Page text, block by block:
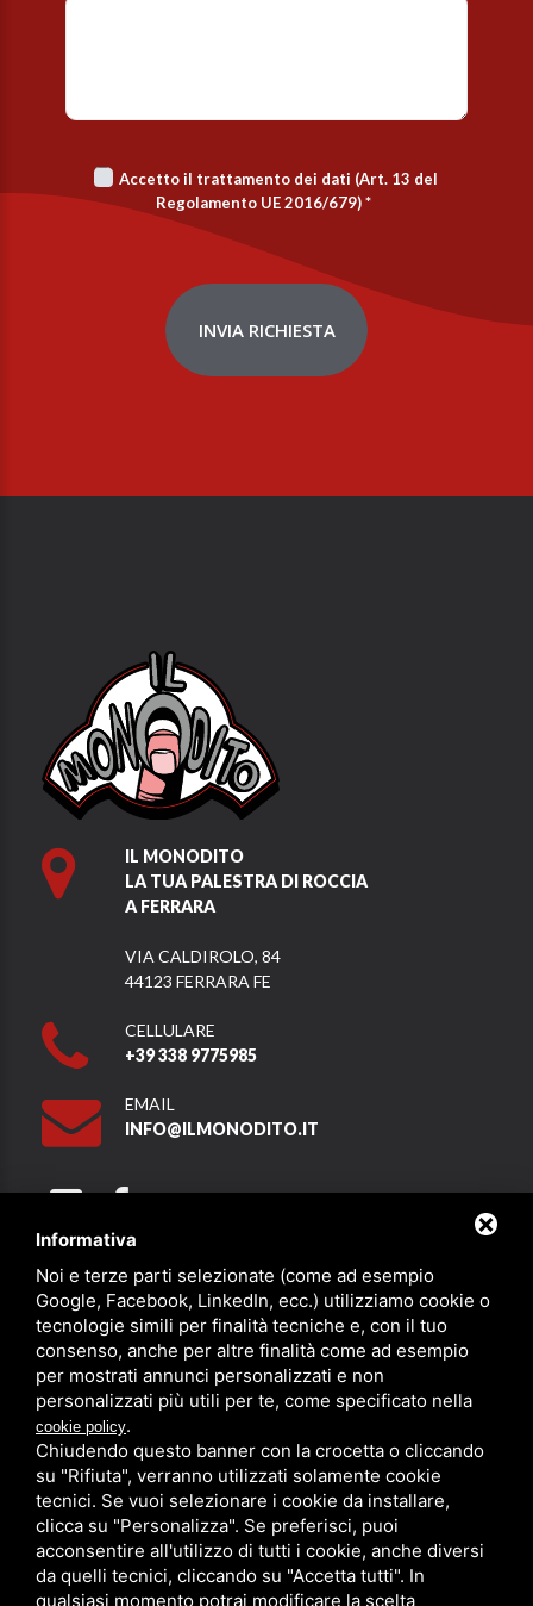
Accetto il trattamento dei dati (Art. 13 del
Regolamento UE 2016/679)*
INVIA RICHIESTA
IL MONODITO
LA TUA PALESTRA DI ROCCIA
A FERRARA
VIA CALDIROLO, 84
44123 FERRARA FE
CELLULARE
+39 338 9775985
EMAIL
INFO@ILMONODITO.IT
Partner
PRIVACY SITEMAP/ QUESTO SITO È PROTETTO DA GOOGLE
RECAPTCHA V3,PRIVACY POLICYE TERMS OF SERVICEDI GOOGLE.
Informativa
Noi e terze parti selezionate (come ad esempio
Google, Facebook, LinkedIn, ecc.) utilizziamo cookie o
tecnologie simili per finalità tecniche e, con il tuo
consenso, anche per altre finalità come ad esempio
per mostrati annunci personalizzati e non
personalizzati più utili per te, come specificato nella
cookie policy.
Chiudendo questo banner con la crocetta o cliccando
su "Rifiuta", verranno utilizzati solamente cookie
tecnici. Se vuoi selezionare i cookie da installare,
clicca su "Personalizza". Se preferisci, puoi
acconsentire all'utilizzo di tutti i cookie, anche diversi
da quelli tecnici, cliccando su "Accetta tutti". In
qualsiasi momento potrai modificare la scelta